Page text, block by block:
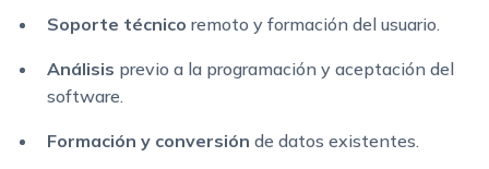
Soporte técnico remoto y formación del usuario.
Análisis previo a la programación y aceptación del
software.
Formación y conversión de datos existentes.